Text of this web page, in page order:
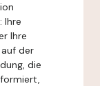
Ihre
Ihre
der
die